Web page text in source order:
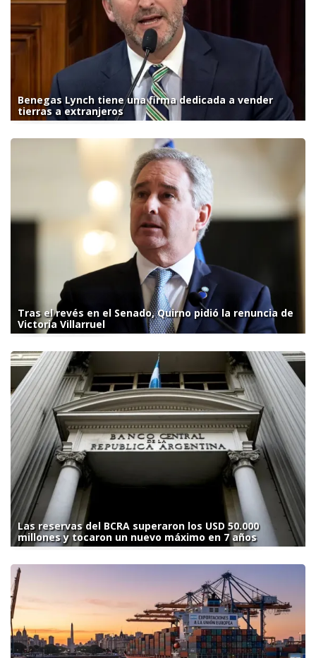
Benegas Lynch tiene una firma dedicada a vender
tierras a extranjeros
Tras el revés en el Senado, Quirno pidió la renuncia de
Victoria Villarruel
Las reservas del BCRA superaron los USD 50.000
millones y tocaron un nuevo máximo en 7 años